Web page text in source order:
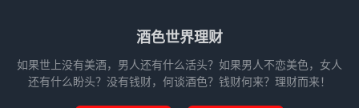
酒色世界理财
如果世上没有美酒，男人还有什么活头？如果男人不恋美色，女人
还有什么盼头？没有钱财，何谈酒色？钱财何来？理财而来！